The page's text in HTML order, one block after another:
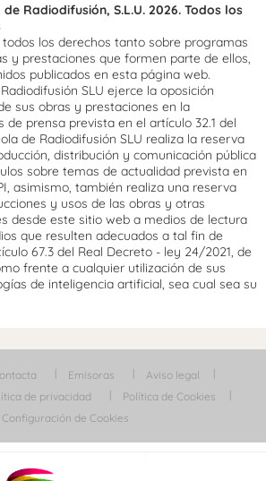
Radiodifusión, S.L.U. 2026. Todos los
los derechos tanto sobre programas
y prestaciones que formen parte de ellos,
publicados en esta página web.
SLU ejerce la oposición
sus obras y prestaciones en la
de prensa prevista en el artículo 32.1 del
de Radiodifusión SLU realiza la reserva
distribución y comunicación pública
sobre temas de actualidad prevista en
asimismo, también realiza una reserva
y usos de las obras y otras
desde este sitio web a medios de lectura
que resulten adecuados a tal fin de
67.3 del Real Decreto - ley 24/2021, de
frente a cualquier utilización de sus
de inteligencia artificial, sea cual sea su
Emisoras
Aviso legal
de privacidad
Política de Cookies
Configuración de Cookies